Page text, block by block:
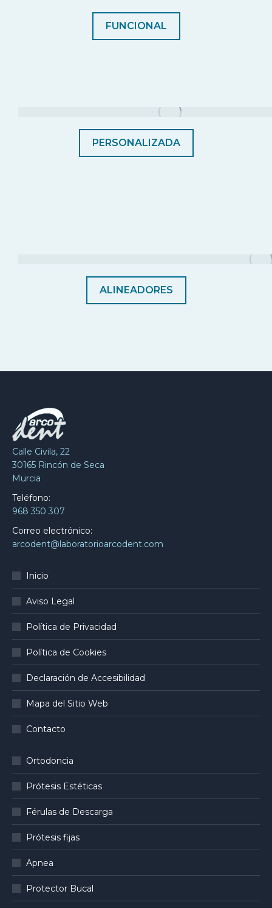
FUNCIONAL
PERSONALIZADA
ALINEADORES
Calle Civila, 22
30165 Rincón de Seca
Murcia
Teléfono:
968 350 307
Correo electrónico:
arcodent@laboratorioarcodent.com
Inicio
Aviso Legal
Política de Privacidad
Política de Cookies
Declaración de Accesibilidad
Mapa del Sitio Web
Contacto
Ortodoncia
Prótesis Estéticas
Férulas de Descarga
Prótesis fijas
Apnea
Protector Bucal